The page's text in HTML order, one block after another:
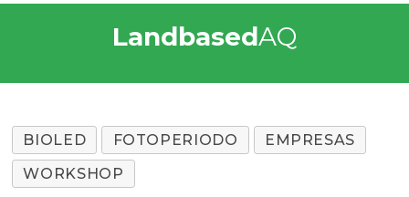
LandbasedAQ
BIOLED FOTOPERIODO
EMPRESAS
WORKSHOP